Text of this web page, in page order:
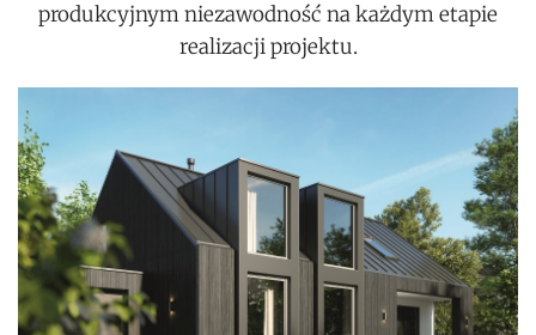
produkcyjnym niezawodność na każdym etapie
realizacji projektu.